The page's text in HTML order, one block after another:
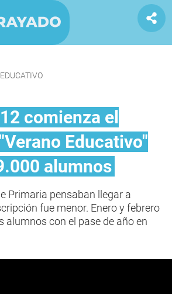
comienza el
Educativo"
alumnos
Primaria pensaban llegar a
fue menor. Enero y febrero
alumnos con el pase de año en